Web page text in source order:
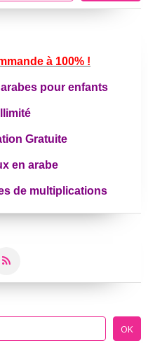
à 100% !
pour enfants
Gratuite
en arabe
de multiplications